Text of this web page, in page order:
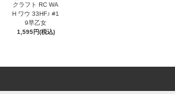
クラフト RC WA
H ワウ 33HF♪ #1
9早乙女
1,595円(税込)